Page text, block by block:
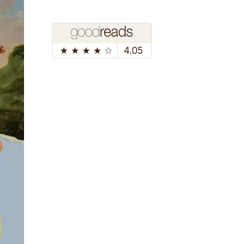
★ ★ ★ ★ ☆ 4.05